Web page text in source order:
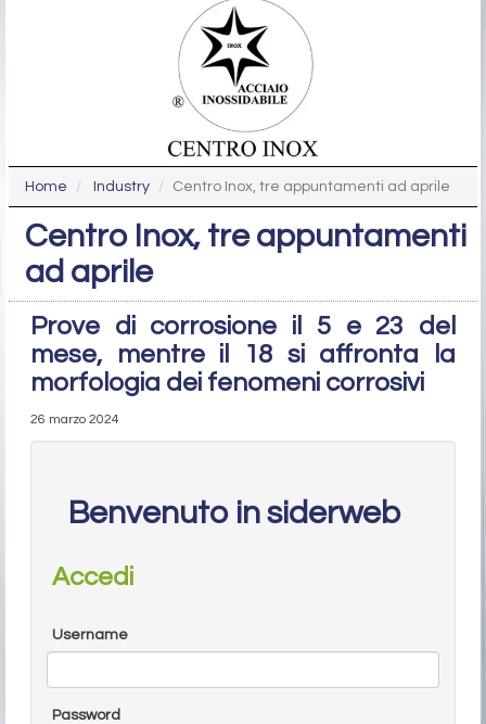
Home Industry Centro Inox, tre appuntamenti ad aprile
Centro Inox, tre appuntamenti
ad aprile
Prove di corrosione il 5 e 23 del
mese, mentre il 18 si affronta la
morfologia dei fenomeni corrosivi
26 marzo 2024
Benvenuto in siderweb
Accedi
Username
Password